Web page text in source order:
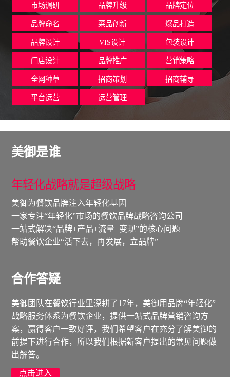
市场调研 品牌升级 品牌定位
品牌命名 菜品创新 爆品打造
品牌设计 VIS设计 包装设计
门店设计 品牌推广 营销策略
全网种草 招商策划 招商辅导
平台运营 运营管理
美御是谁
年轻化战略就是超级战略
美御为餐饮品牌注入年轻化基因
一家专注“年轻化”市场的餐饮品牌战略咨询公司
一站式解决“品牌+产品+流量+变现”的核心问题
帮助餐饮企业“活下去，再发展，立品牌”
合作答疑
美御团队在餐饮行业里深耕了17年，美御用品牌“年轻化”
战略服务体系为餐饮企业，提供一站式品牌营销咨询方
案，赢得客户一致好评，我们希望客户在充分了解美御的
前提下进行合作，所以我们根据新客户提出的常见问题做
出解答。
点击进入